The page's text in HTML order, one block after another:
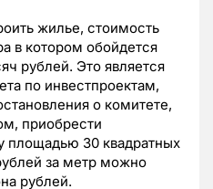
жилье, стоимость
в котором обойдется
рублей. Это является
по инвестпроектам,
о комитете,
приобрести
площадью 30 квадратных
за метр можно
рублей.